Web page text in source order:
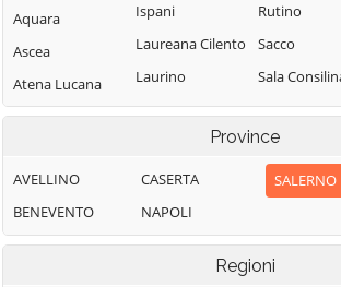
Aquara
Ascea
Atena Lucana
Atrani
Baronissi
Battipaglia
Bellizzi
Ispani
Laureana Cilento
Laurino
Laurito
Lustra
Magliano Vetere
Maiori
Mercato San
Rutino
Sacco
Sala
Salento
Salerno
Salvitelle
Picentino
San Giovanni
Province
AVELLINO
BENEVENTO
CASERTA
NAPOLI
SALERNO
Regioni